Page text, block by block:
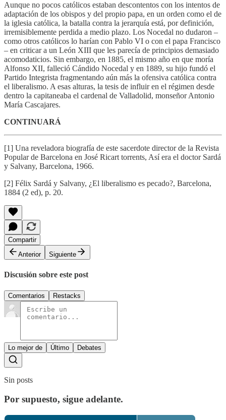
Aunque no pocos católicos estaban descontentos con los intentos de
adaptación de los obispos y del propio papa, en un orden como el de
la iglesia católica, la batalla contra la jerarquía está, por definición,
irremisiblemente perdida a medio plazo. Los Nocedal no dudaron –
como otros católicos lo harían con Pablo VI o con el papa Francisco
– en criticar a un León XIII que les parecía de principios demasiado
acomodaticios. Sin embargo, en 1885, el mismo año en que moría
Alfonso XII, falleció Cándido Nocedal y en 1889, su hijo fundó el
Partido Integrista fragmentando aún más la ofensiva católica contra
el liberalismo. A esas alturas, la tesis de influir en el régimen desde
dentro la capitaneaba el cardenal de Valladolid, monseñor Antonio
María Cascajares.
CONTINUARÁ
[1] Una reveladora biografía de este sacerdote director de la Revista
Popular de Barcelona en José Ricart torrents, Así era el doctor Sardá
y Salvany, Barcelona, 1966.
[2] Félix Sardá y Salvany, ¿El liberalismo es pecado?, Barcelona,
1884 (2 ed), p. 20.
Compartir
Anterior
Siguiente
Discusión sobre este post
Comentarios Restacks
Lo mejor de Último Debates
Sin posts
Por supuesto, sigue adelante.